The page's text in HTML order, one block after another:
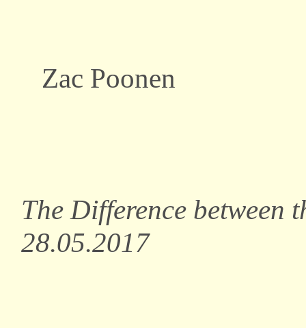
Zac Poonen
The Difference between
28.05.2017